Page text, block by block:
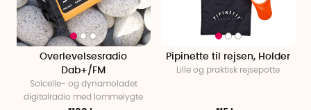
Overlevelsesradio
Dab+/FM
Solcelle- og dynamoladet
digitalradio med lommelygte
Pipinette til rejsen, Holder
Lille og praktisk rejsepotte